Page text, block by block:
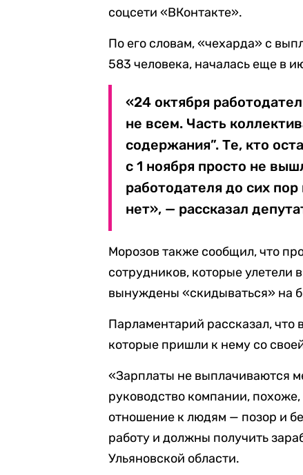
соцсети «ВКонтакте».
По его словам, «чехарда» с
583 человека, началась еще в
«24 октября
не всем. Часть
содержания”. Те, кто
с 1 ноября просто не
работодателя до сих
нет», — рассказал
Морозов также сообщил, что
сотрудников, которые улетели
вынуждены «скидываться» на
Парламентарий рассказал, что
которые пришли к нему со
«Зарплаты не выплачиваются
руководство компании,
отношение к людям — позор и
работу и должны получить
Ульяновской области.